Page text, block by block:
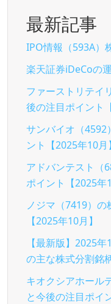
最新記事
IPO情報（593A）
楽天証券iDeCoの
ファーストリテイ
後の注目ポイント
サンバイオ（4592
ント【2025年10月】
アドバンテスト（
ポイント【2025年
ノジマ（7419）の
【2025年10月】
【最新版】2025
の主な株式分割銘
キオクシアホール
と今後の注目ポイ